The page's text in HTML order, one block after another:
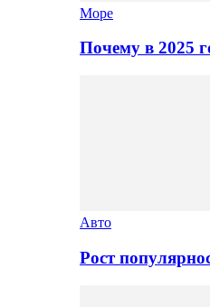
Море
Почему в 2025
Авто
Рост